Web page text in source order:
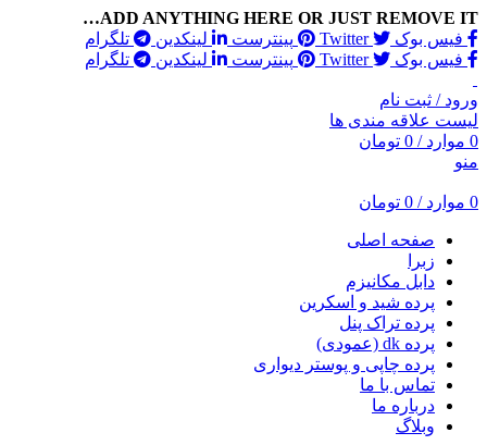
ADD ANYTHING HERE OR JUST REMOVE IT…
فیس بوک
Twitter پینترست لینکدین
تلگرام
فیس بوک
Twitter پینترست لینکدین تلگرام
ورود / ثبت نام
لیست علاقه مندی ها
0 موارد /
0 تومان
منو
0 موارد /
0 تومان
صفحه اصلی
زبرا
دابل مکانیزم
پرده شید و اسکرین
پرده تراک پنل
پرده dk (عمودی)
پرده چاپی و پوستر دیواری
تماس با ما
درباره ما
وبلاگ